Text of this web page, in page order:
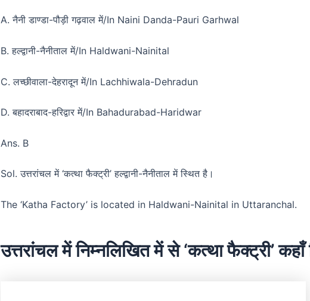
A. नैनी डाण्डा-पौड़ी गढ़वाल में/In Naini Danda-Pauri Garhwal
B. हल्द्वानी-नैनीताल में/In Haldwani-Nainital
C. लच्छीवाला-देहरादून में/In Lachhiwala-Dehradun
D. बहादराबाद-हरिद्वार में/In Bahadurabad-Haridwar
Ans. B
Sol. उत्तरांचल में ‘कत्था फैक्ट्री’ हल्द्वानी-नैनीताल में स्थित है।
The ‘Katha Factory’ is located in Haldwani-Nainital in Uttaranchal.
उत्तरांचल में निम्नलिखित में से ‘कत्था फैक्ट्री’